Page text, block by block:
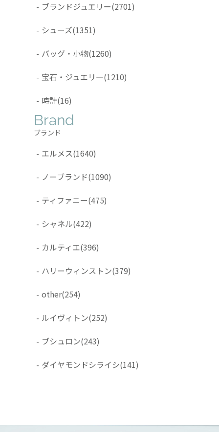
- ブランドジュエリー(2701)
- シューズ(1351)
- バッグ・小物(1260)
- 宝石・ジュエリー(1210)
- 時計(16)
Brand
ブランド
- エルメス(1640)
- ノーブランド(1090)
- ティファニー(475)
- シャネル(422)
- カルティエ(396)
- ハリーウィンストン(379)
- other(254)
- ルイヴィトン(252)
- ブシュロン(243)
- ダイヤモンドシライシ(141)